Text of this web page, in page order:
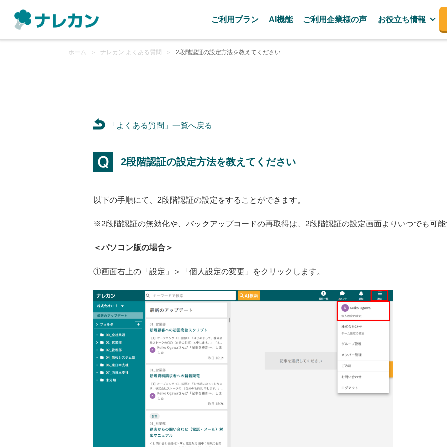
ご利用プラン AI機能 ご利用企業様の声 お役立ち情報
ホーム ＞ ナレカン よくある質問 ＞ 2段階認証の設定方法を教えてください
「よくある質問」一覧へ戻る
2段階認証の設定方法を教えてください
以下の手順にて、2段階認証の設定をすることができます。
※2段階認証の無効化や、バックアップコードの再取得は、2段階認証の設定画面よりいつでも可
＜パソコン版の場合＞
①画面右上の「設定」＞「個人設定の変更」をクリックします。